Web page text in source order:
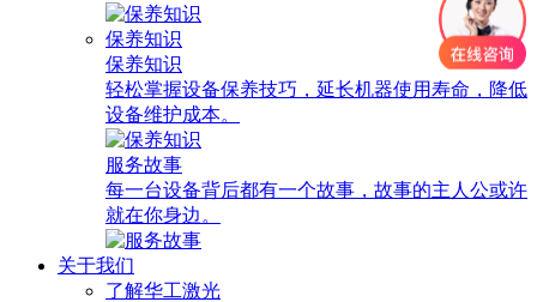
保养知识
保养知识
轻松掌握设备保养技巧，延长机器使用寿命，降低
设备维护成本。
服务故事
每一台设备背后都有一个故事，故事的主人公或许
就在你身边。
关于我们
了解华工激光